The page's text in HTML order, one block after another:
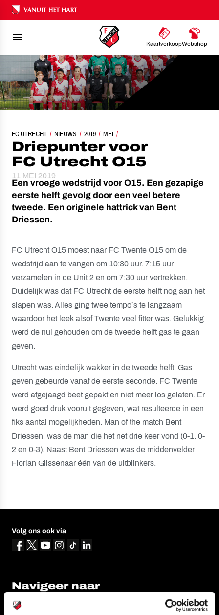
Ons nalatenschap
KaartverkoopWebshop
FC UTRECHT NIEUWS 2019 MEI
DRIEPUNTER VOOR FC UTRECHT O15
Driepunter voor
FC Utrecht O15
11 MEI 2019
Een vroege wedstrijd voor O15. Een gezapige
eerste helft gevolg door een veel betere
tweede. Een originele hattrick van Bent
Driessen.
FC Utrecht O15 moest naar FC Twente O15 om de
wedstrijd aan te vangen om 10:30 uur. 7:15 uur
verzamelen in de Unit 2 en om 7:30 uur vertrekken.
Duidelijk was dat FC Utrecht de eerste helft nog aan het
slapen was. Alles ging twee tempo’s te langzaam
waardoor het leek alsof Twente veel fitter was. Gelukkig
werd de nul gehouden om de tweede helft gas te gaan
geven.
Utrecht was eindelijk wakker in de tweede helft. Gas
geven gebeurde vanaf de eerste seconde. FC Twente
werd afgejaagd beet gepakt en niet meer los gelaten. Er
werd goed druk vooruit gegeven, wat resulteerde in een
fiks aantal mogelijkheden. Man of the match Bent
Driessen, was de man die het net drie keer vond (0-1, 0-
2 en 0-3). Naast Bent Driessen was de middenvelder
Florian Glissenaar één van de uitblinkers.
Volg ons ook via
Navigeer naar
CLUB